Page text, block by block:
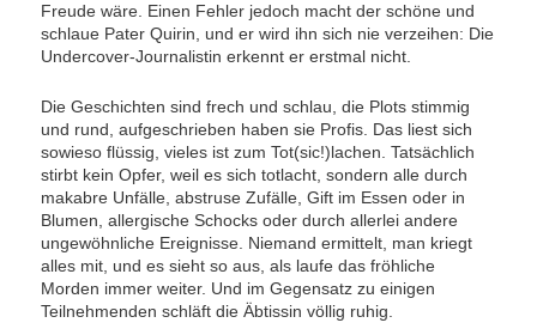
Freude wäre. Einen Fehler jedoch macht der schöne und
schlaue Pater Quirin, und er wird ihn sich nie verzeihen: Die
Undercover-Journalistin erkennt er erstmal nicht.
Die Geschichten sind frech und schlau, die Plots stimmig
und rund, aufgeschrieben haben sie Profis. Das liest sich
sowieso flüssig, vieles ist zum Tot(sic!)lachen. Tatsächlich
stirbt kein Opfer, weil es sich totlacht, sondern alle durch
makabre Unfälle, abstruse Zufälle, Gift im Essen oder in
Blumen, allergische Schocks oder durch allerlei andere
ungewöhnliche Ereignisse. Niemand ermittelt, man kriegt
alles mit, und es sieht so aus, als laufe das fröhliche
Morden immer weiter. Und im Gegensatz zu einigen
Teilnehmenden schläft die Äbtissin völlig ruhig.